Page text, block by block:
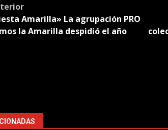
Amarilla» La agrupación PRO
la Amarilla despidió el año